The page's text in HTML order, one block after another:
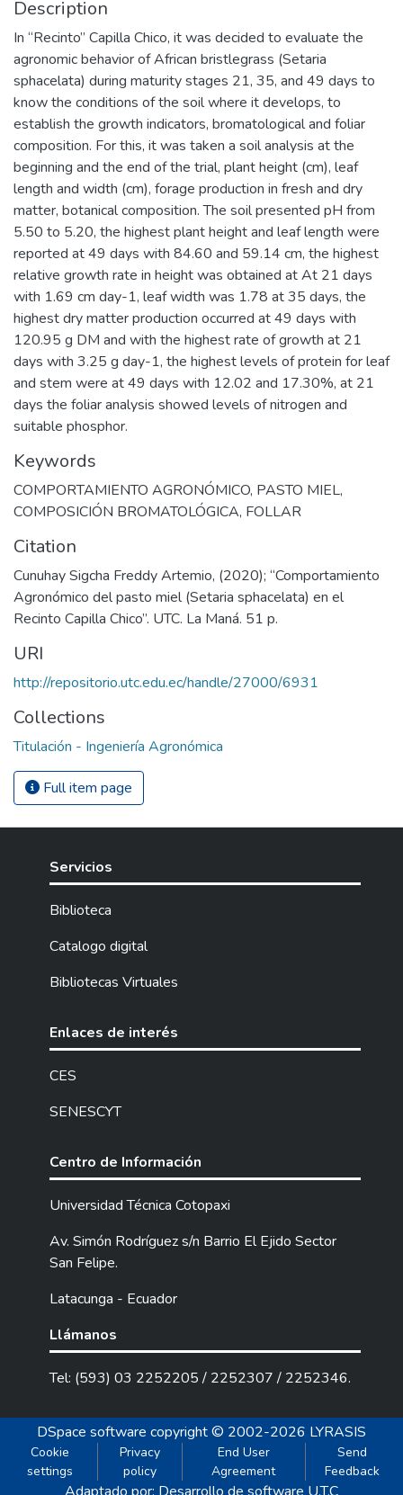
Description
In “Recinto” Capilla Chico, it was decided to evaluate the
agronomic behavior of African bristlegrass (Setaria
sphacelata) during maturity stages 21, 35, and 49 days to
know the conditions of the soil where it develops, to
establish the growth indicators, bromatological and foliar
composition. For this, it was taken a soil analysis at the
beginning and the end of the trial, plant height (cm), leaf
length and width (cm), forage production in fresh and dry
matter, botanical composition. The soil presented pH from
5.50 to 5.20, the highest plant height and leaf length were
reported at 49 days with 84.60 and 59.14 cm, the highest
relative growth rate in height was obtained at At 21 days
with 1.69 cm day-1, leaf width was 1.78 at 35 days, the
highest dry matter production occurred at 49 days with
120.95 g DM and with the highest rate of growth at 21
days with 3.25 g day-1, the highest levels of protein for leaf
and stem were at 49 days with 12.02 and 17.30%, at 21
days the foliar analysis showed levels of nitrogen and
suitable phosphor.
Keywords
COMPORTAMIENTO AGRONÓMICO, PASTO MIEL,
COMPOSICIÓN BROMATOLÓGICA, FOLLAR
Citation
Cunuhay Sigcha Freddy Artemio, (2020); “Comportamiento
Agronómico del pasto miel (Setaria sphacelata) en el
Recinto Capilla Chico”. UTC. La Maná. 51 p.
URI
http://repositorio.utc.edu.ec/handle/27000/6931
Collections
Titulación - Ingeniería Agronómica
Full item page
Servicios
Biblioteca
Catalogo digital
Bibliotecas Virtuales
Enlaces de interés
CES
SENESCYT
Centro de Información
Universidad Técnica Cotopaxi
Av. Simón Rodríguez s/n Barrio El Ejido Sector
San Felipe.
Latacunga - Ecuador
Llámanos
Tel: (593) 03 2252205 / 2252307 / 2252346.
DSpace software copyright © 2002-2026 LYRASIS
Cookie
settings
Privacy
policy
End User
Agreement
Send
Feedback